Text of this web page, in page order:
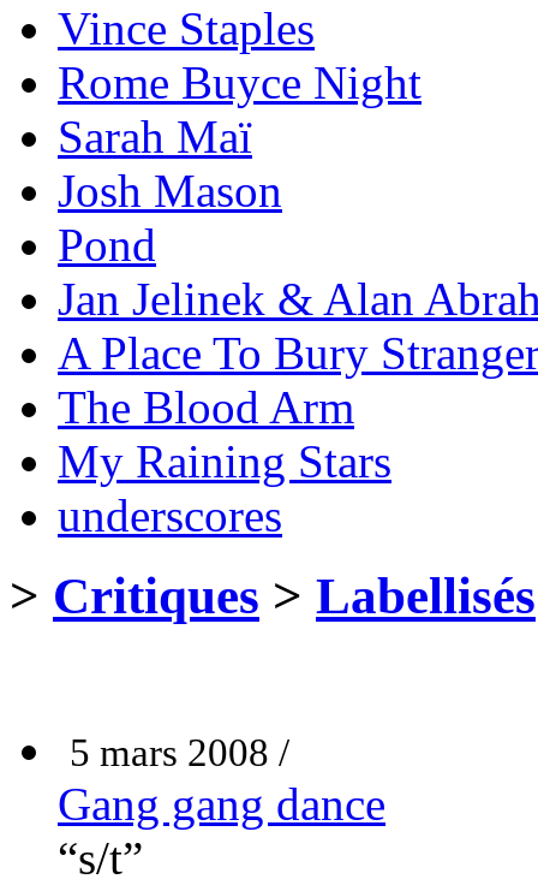
Vince Staples
Rome Buyce Night
Sarah Maï
Josh Mason
Pond
Jan Jelinek & Alan
A Place To Bury
The Blood Arm
My Raining Stars
underscores
> Critiques > Labellisés
5 mars 2008 /
Gang gang dance
“s/t”